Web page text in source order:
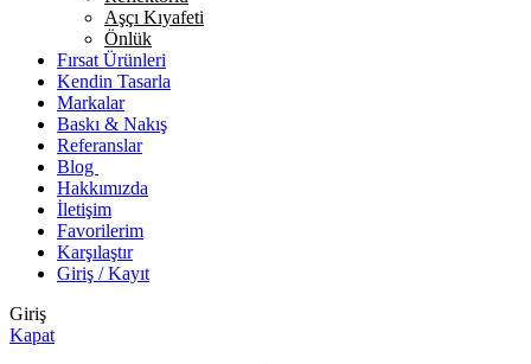
Aşçı Kıyafeti
Önlük
Fırsat Ürünleri
Kendin Tasarla
Markalar
Baskı & Nakış
Referanslar
Blog
Hakkımızda
İletişim
Favorilerim
Karşılaştır
Giriş / Kayıt
Giriş
Kapat